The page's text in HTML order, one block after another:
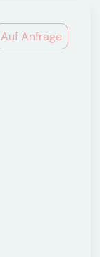
Auf Anfrage